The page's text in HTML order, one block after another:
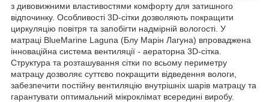
з дивовижними властивостями комфорту для затишного
відпочинку. Особливості 3D-сітки дозволяють покращити
циркуляцію повітря та запобігти надмірній вологості. У
матраці BlueMarine Laguna (Блу Марін Лагуна) впроваджена
інноваційна система вентиляції - аераторна 3D-сітка.
Структура та розташування сітки по всьому периметру
матрацу дозволяє суттєво покращити відведення вологи,
забезпечити постійну вентиляцію внутрішніх шарів матрацу та
гарантувати оптимальний мікроклімат всередині виробу.